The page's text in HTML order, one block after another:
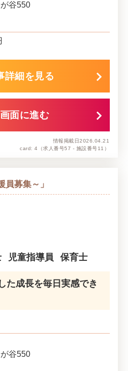
谷550
詳細を見る
面に進む
情報掲載日2026.04.21
card: 4 （求人番号57 - 施設番号11）
員募集～」
児童指導員 保育士
た成長を毎日実感でき
谷550